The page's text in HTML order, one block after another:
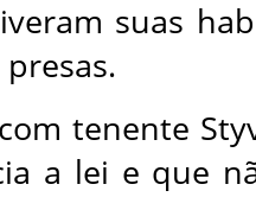
suas
tenente
a lei e que